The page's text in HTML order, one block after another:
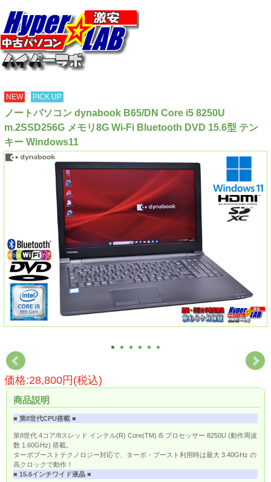
NEW PICK UP
ノートパソコン dynabook B65/DN Core i5 8250U
m.2SSD256G メモリ8G Wi-Fi Bluetooth DVD 15.6型 テン
キー Windows11
価格:28,800円(税込)
商品説明
■ 第8世代CPU搭載 ■
第8世代 4コア/8スレッド インテル(R) Core(TM) i5 プロセッサー 8250U (動作周波
数 1.60GHz) 搭載。
ターボブーストテクノロジー対応で、ターボ・ブースト利用時は最大 3.40GHz の
高クロックで動作！
■ 15.6インチワイド液晶 ■